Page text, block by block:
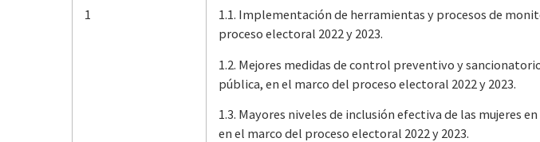
1
1.1. Implementación de herramientas y procesos de
proceso electoral 2022 y 2023.
1.2. Mejores medidas de control preventivo y
pública, en el marco del proceso electoral 2022 y 2023.
1.3. Mayores niveles de inclusión efectiva de las mujeres
en el marco del proceso electoral 2022 y 2023.